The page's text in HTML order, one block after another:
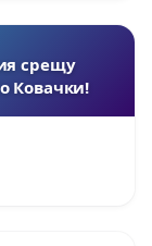
срещу
Ковачки!